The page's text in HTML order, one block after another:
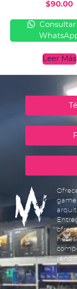
$90.00
Leer Más